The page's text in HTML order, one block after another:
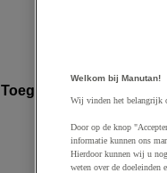
Toegevoegd aan
Welkom bij Manutan!
Wij vinden het belangrijk
Door op de knop
informatie kunnen ons
Hierdoor kunnen wij u nog
weten over de